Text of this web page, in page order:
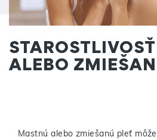
ALEBO
Mastnú alebo zmiešanú pleť